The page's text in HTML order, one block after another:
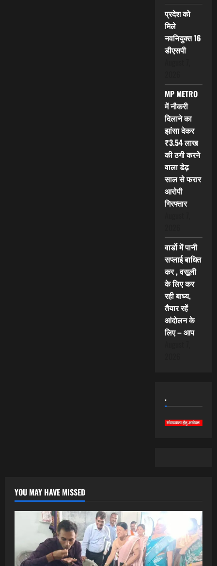
प्रदेश को
मिले
नवनियुक्त 16
डीएसपी
MP METRO
में नौकरी
दिलाने का
झांसा देकर
₹3.54 लाख
की ठगी करने
वाला डेढ़
साल से फरार
आरोपी
गिरफ्तार
वार्डो में पानी
सप्लाई बाधित
कर , वसूली
के लिए कर
रही बाध्य,
तैयार रहें
आंदोलन के
लिए – आप
.
YOU MAY HAVE MISSED